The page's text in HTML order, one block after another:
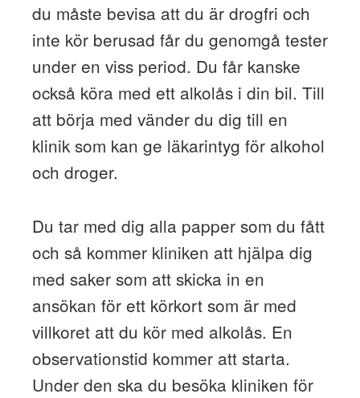
du måste bevisa att du är drogfri och
inte kör berusad får du genomgå tester
under en viss period. Du får kanske
också köra med ett alkolås i din bil. Till
att börja med vänder du dig till en
klinik som kan ge läkarintyg för alkohol
och droger.
Du tar med dig alla papper som du fått
och så kommer kliniken att hjälpa dig
med saker som att skicka in en
ansökan för ett körkort som är med
villkoret att du kör med alkolås. En
observationstid kommer att starta.
Under den ska du besöka kliniken för